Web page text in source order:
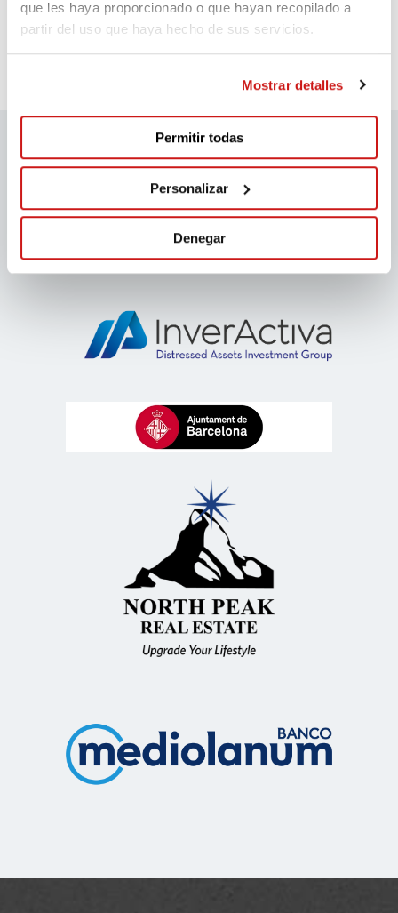
que les haya proporcionado o que hayan recopilado a
partir del uso que haya hecho de sus servicios.
Mostrar detalles
Permitir todas
Personalizar
Denegar
pels petits grans valents! gracies per la iniciativa
Patrocinadores migranodearena